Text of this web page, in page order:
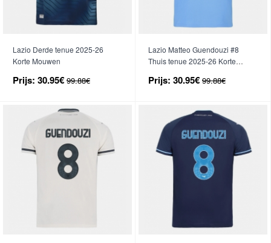
Lazio Derde tenue 2025-26
Korte Mouwen
Prijs: 30.95€ 99.88€
Lazio Matteo Guendouzi #8
Thuis tenue 2025-26 Korte
Prijs: 30.95€ 99.88€